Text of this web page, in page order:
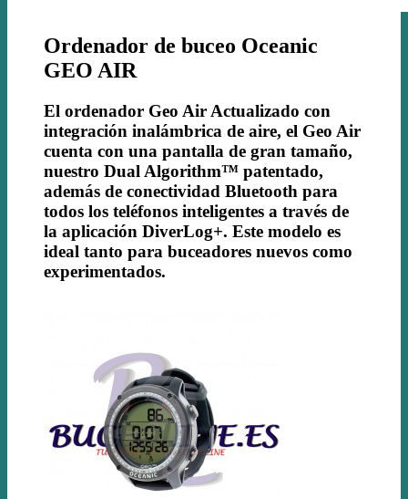
Ordenador de buceo Oceanic
GEO AIR
El ordenador Geo Air Actualizado con
integración inalámbrica de aire, el Geo Air
cuenta con una pantalla de gran tamaño,
nuestro Dual Algorithm™ patentado,
además de conectividad Bluetooth para
todos los teléfonos inteligentes a través de
la aplicación DiverLog+. Este modelo es
ideal tanto para buceadores nuevos como
experimentados.